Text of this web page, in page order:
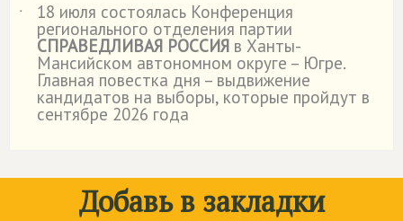
˙
18 июля состоялась Конференция
регионального отделения партии
СПРАВЕДЛИВАЯ РОССИЯ в Ханты-
Мансийском автономном округе – Югре.
Главная повестка дня – выдвижение
кандидатов на выборы, которые пройдут в
сентябре 2026 года
Добавь в закладки